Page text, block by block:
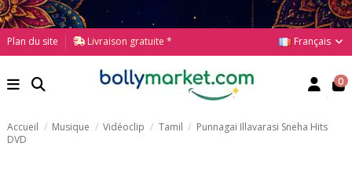
Plan du site Livraison gratuite * Français
0
Accueil Musique Vidéoclip Tamil
Punnagai Illavarasi Sneha Hits
DVD